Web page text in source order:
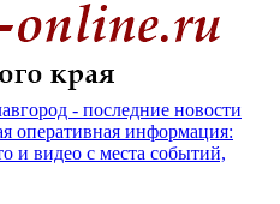
- последние новости
оперативная информация:
и видео с места событий,